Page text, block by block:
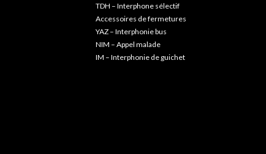
TDH – Interphone sélectif
Accessoires de fermetures
YAZ – Interphonie bus
NIM – Appel malade
IM – Interphonie de guichet